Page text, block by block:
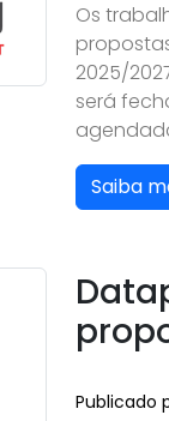
Os
2025/
será
Saiba
Publicado